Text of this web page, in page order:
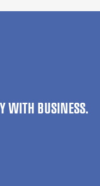
WITH BUSINESS.